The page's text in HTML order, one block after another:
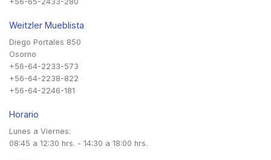
Weitzler Mueblista
Diego Portales 850
Osorno
+56-64-2233-573
+56-64-2238-822
+56-64-2246-181
Horario
Lunes a Viernes:
08:45 a 12:30 hrs. - 14:30 a 18:00 hrs.